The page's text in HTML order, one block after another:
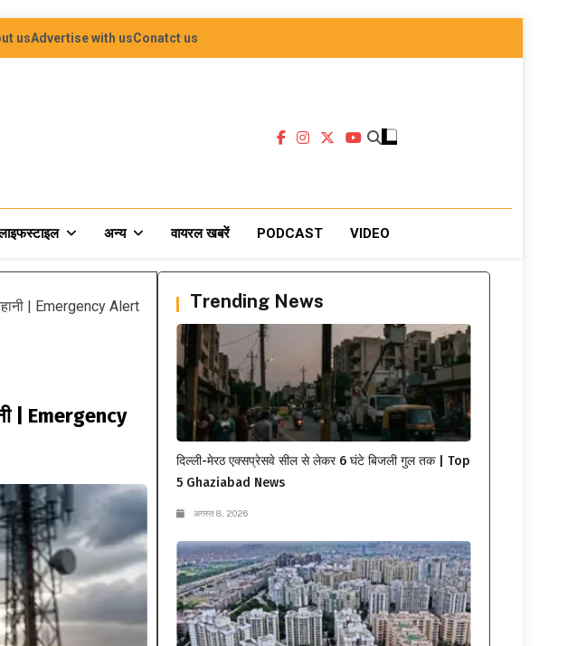
usAdvertise with usConatct us
अन्य वायरल खबरें PODCAST VIDEO
| Emergency Alert
| Emergency
Trending News
दिल्ली-मेरठ एक्सप्रेसवे सील से लेकर 6 घंटे बिजली गुल तक | Top
5 Ghaziabad News
अगस्त 8, 2026